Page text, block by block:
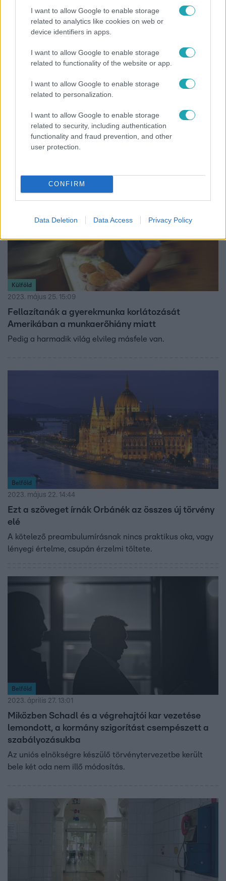
I want to allow Google to enable storage
related to analytics like cookies on web or
device identifiers in apps.
I want to allow Google to enable storage
related to functionality of the website or app.
I want to allow Google to enable storage
related to personalization.
I want to allow Google to enable storage
related to security, including authentication
functionality and fraud prevention, and other
user protection.
CONFIRM
Data Deletion Data Access Privacy Policy
Külföld
2023. július 17. 16:34
Rendeznék Ukrajnában a kettős állampolgárság
kérdését
Régi problémát orvosolnának.
Külföld
2023. május 25. 15:09
Fellazítanák a gyerekmunka korlátozását
Amerikában a munkaerőhiány miatt
Pedig a harmadik világ elvileg másfele van.
Belföld
2023. május 22. 14:44
Ezt a szöveget írnák Orbánék az összes új törvény
elé
A kötelező preambulumírásnak nincs praktikus oka, vagy
lényegi értelme, csupán érzelmi töltete.
Belföld
2023. április 27. 13:01
Miközben Schadl és a végrehajtói kar vezetése
lemondott, a kormány szigorítást csempészett a
szabályozásukba
Az uniós elnökségre készülő törvénytervezetbe került
bele két oda nem illő módosítás.